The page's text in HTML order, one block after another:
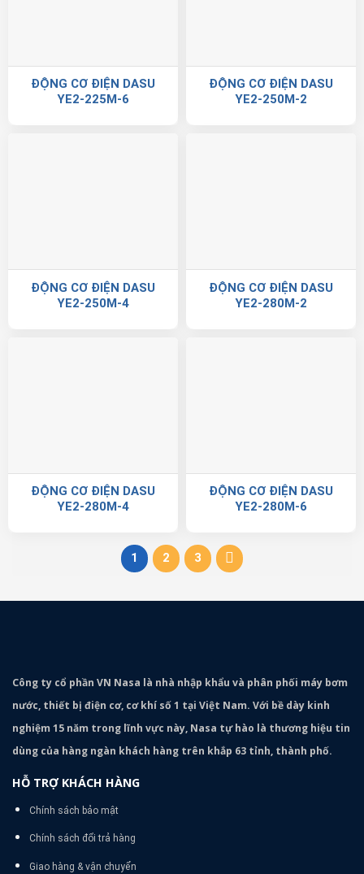
ĐỘNG CƠ ĐIỆN DASU
YE2-225M-6
ĐỘNG CƠ ĐIỆN DASU
YE2-250M-2
ĐỘNG CƠ ĐIỆN DASU
YE2-250M-4
ĐỘNG CƠ ĐIỆN DASU
YE2-280M-2
ĐỘNG CƠ ĐIỆN DASU
YE2-280M-4
ĐỘNG CƠ ĐIỆN DASU
YE2-280M-6
1 2 3
Công ty cổ phần VN Nasa là nhà nhập khẩu và phân phối máy bơm
nước, thiết bị điện cơ, cơ khí số 1 tại Việt Nam. Với bề dày kinh
nghiệm 15 năm trong lĩnh vực này, Nasa tự hào là thương hiệu tin
dùng của hàng ngàn khách hàng trên khắp 63 tỉnh, thành phố.
HỖ TRỢ KHÁCH HÀNG
Chính sách bảo mật
Chính sách đổi trả hàng
Giao hàng & vận chuyển